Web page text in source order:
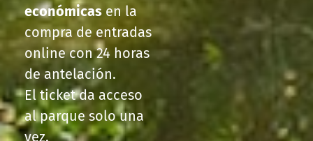
económicas en la
compra de entradas
online con 24 horas
de antelación.
El ticket da acceso
al parque solo una
vez.